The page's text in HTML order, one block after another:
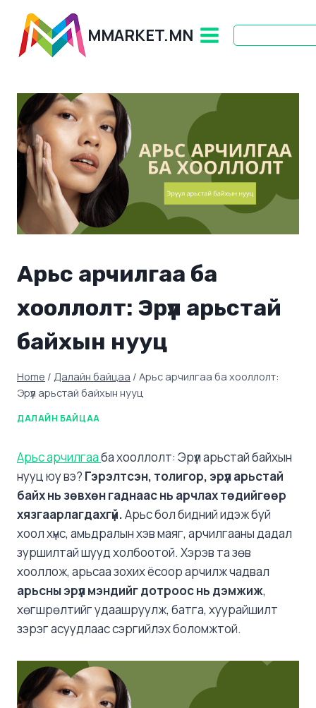
content
MMARKET.MN
Арьс арчилгаа ба
хооллолт: Эрүүл арьстай
байхын нууц
Home / Далайн байцаа / Арьс арчилгаа ба хооллолт:
Эрүүл арьстай байхын нууц
ДАЛАЙН БАЙЦАА
Арьс арчилгааба хооллолт: Эрүүл арьстай байхын
нууц юу вэ? Гэрэлтсэн, толигор, эрүүл арьстай
байх нь зөвхөн гаднаас нь арчлах төдийгөөр
хязгаарлагдахгүй.Арьс бол бидний идэж буй
хоол хүнс, амьдралын хэв маяг, арчилгааны дадал
зуршилтай шууд холбоотой. Хэрэв та зөв
хооллож, арьсаа зохих ёсоор арчилж чадвал
арьсны эрүүл мэндийг дотроос нь дэмжиж,
хөгшрөлтийг удаашруулж, батга, хуурайшилт
зэрэг асуудлаас сэргийлэх боломжтой.